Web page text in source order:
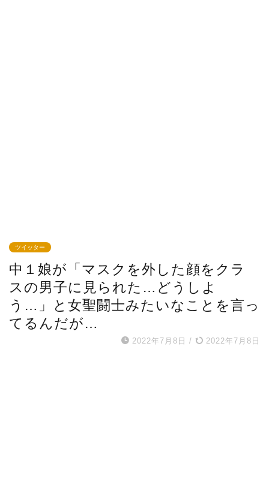
ツイッター
中１娘が「マスクを外した顔をクラ
スの男子に見られた…どうしよ
う…」と女聖闘士みたいなことを言っ
てるんだが…
2022年7月8日 / 2022年7月8日